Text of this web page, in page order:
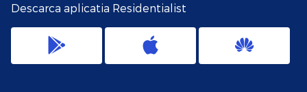
Descarca aplicatia Residentialist